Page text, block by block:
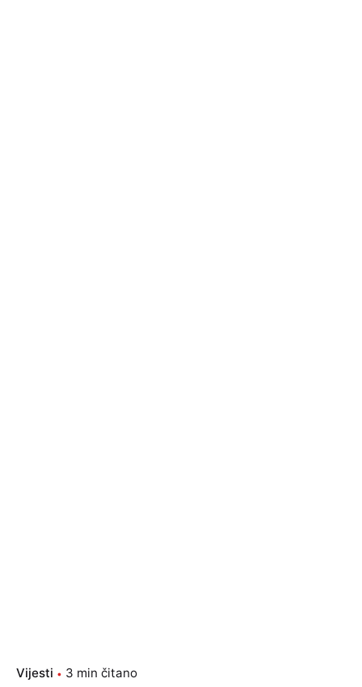
Vijesti 3 min čitano